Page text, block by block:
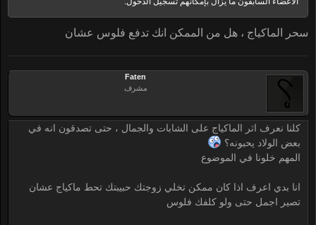
سحر الماكياج ، هل من الممكن انك تدفع فلوس عشان
Faten
مشرف
كلنا نعرف اثر الماكياج على الشابات والجمال ، حتى تصدقون انه في
بعض الولاد يحبونه؟
المهم خلونا في الموضوع
انا بدي اعرف اذا كان ممكن تخلي زوجتك حبيبتك تحط ماكياج عشان
تصير اجمل حتى ولو كلفك فلوس